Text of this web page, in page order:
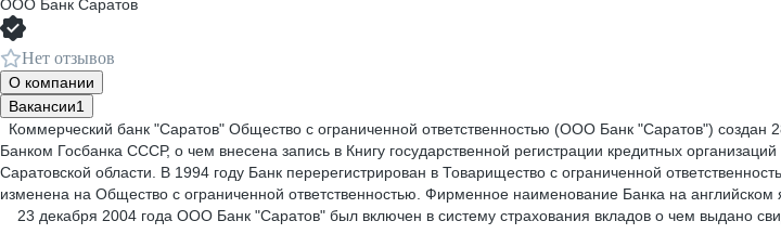
ООО Банк Саратов
Нет отзывов
О компании
Вакансии1
Коммерческий банк "Саратов" Общество с ограниченной ответственностью (ООО Банк "Саратов") создан
Банком Госбанка СССР, о чем внесена запись в Книгу государственной регистрации кредитных
Саратовской области. В 1994 году Банк перерегистрирован в Товарищество с ограниченной
изменена на Общество с ограниченной ответственностью. Фирменное наименование Банка на
23 декабря 2004 года ООО Банк "Саратов" был включен в систему страхования вкладов о чем выдано